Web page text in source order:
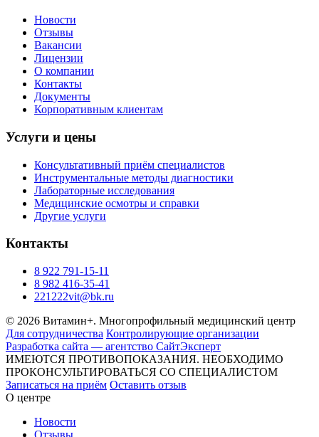
Новости
Отзывы
Вакансии
Лицензии
О компании
Контакты
Документы
Корпоративным клиентам
Услуги и цены
Консультативный приём специалистов
Инструментальные методы диагностики
Лабораторные исследования
Медицинские осмотры и справки
Другие услуги
Контакты
8 922 791-15-11
8 982 416-35-41
221222vit@bk.ru
© 2026 Витамин+. Многопрофильный медицинский центр
Для сотрудничества Контролирующие организации
Разработка сайта — агентство СайтЭксперт
ИМЕЮТСЯ ПРОТИВОПОКАЗАНИЯ. НЕОБХОДИМО
ПРОКОНСУЛЬТИРОВАТЬСЯ СО СПЕЦИАЛИСТОМ
Записаться на приём Оставить отзыв
О центре
Новости